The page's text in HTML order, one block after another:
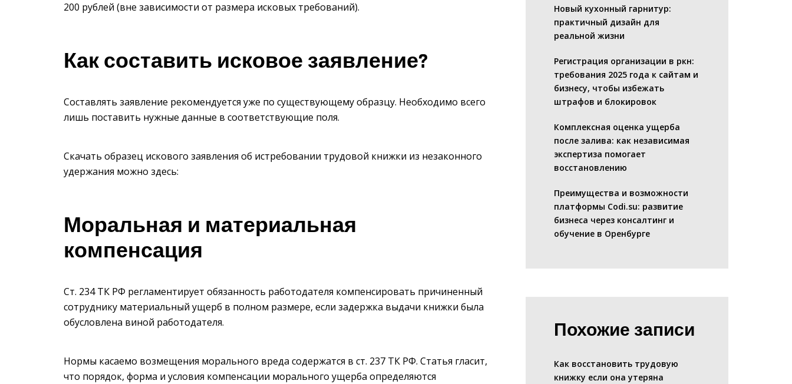
200 рублей (вне зависимости от размера исковых требований).
Как составить исковое заявление?
Составлять заявление рекомендуется уже по существующему образцу. Необходимо всего
лишь поставить нужные данные в соответствующие поля.
Скачать образец искового заявления об истребовании трудовой книжки из незаконного
удержания можно здесь:
Моральная и материальная
компенсация
Ст. 234 ТК РФ регламентирует обязанность работодателя компенсировать причиненный
сотруднику материальный ущерб в полном размере, если задержка выдачи книжки была
обусловлена виной работодателя.
Нормы касаемо возмещения морального вреда содержатся в ст. 237 ТК РФ. Статья гласит,
что порядок, форма и условия компенсации морального ущерба определяются
Новый кухонный гарнитур:
практичный дизайн для
реальной жизни
Регистрация организации в ркн:
требования 2025 года к сайтам и
бизнесу, чтобы избежать
штрафов и блокировок
Комплексная оценка ущерба
после залива: как независимая
экспертиза помогает
восстановлению
Преимущества и возможности
платформы Codi.su: развитие
бизнеса через консалтинг и
обучение в Оренбурге
Похожие записи
Как восстановить трудовую
книжку если она утеряна